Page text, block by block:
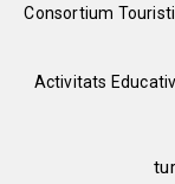
Menú
del
Consortium
Peu
Activitats